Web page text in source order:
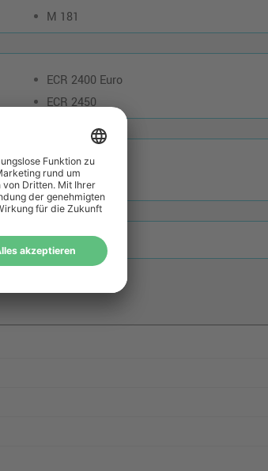
M 181
ECR 2400 Euro
ECR 2450
CMS 9200